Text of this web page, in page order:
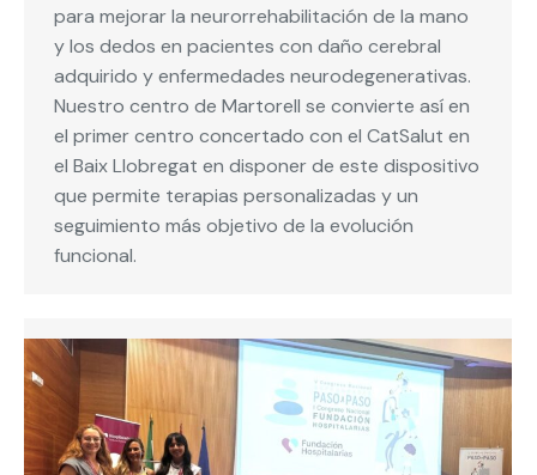
para mejorar la neurorrehabilitación de la mano
y los dedos en pacientes con daño cerebral
adquirido y enfermedades neurodegenerativas.
Nuestro centro de Martorell se convierte así en
el primer centro concertado con el CatSalut en
el Baix Llobregat en disponer de este dispositivo
que permite terapias personalizadas y un
seguimiento más objetivo de la evolución
funcional.